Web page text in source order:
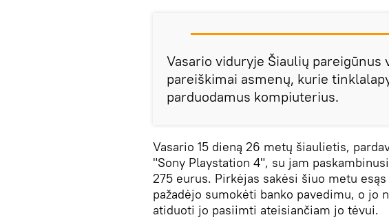
Vasario viduryje Šiaulių pareigūnus
pareiškimai asmenų, kurie
parduodamus kompiuterius.
Vasario 15 dieną 26 metų šiaulietis,
"Sony Playstation 4", su jam
275 eurus. Pirkėjas sakėsi šiuo metu
pažadėjo sumokėti banko pavedimu, o jo
atiduoti jo pasiimti ateisiančiam jo tėvui.